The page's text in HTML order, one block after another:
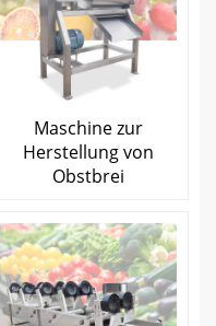
Maschine zur
Herstellung von
Obstbrei